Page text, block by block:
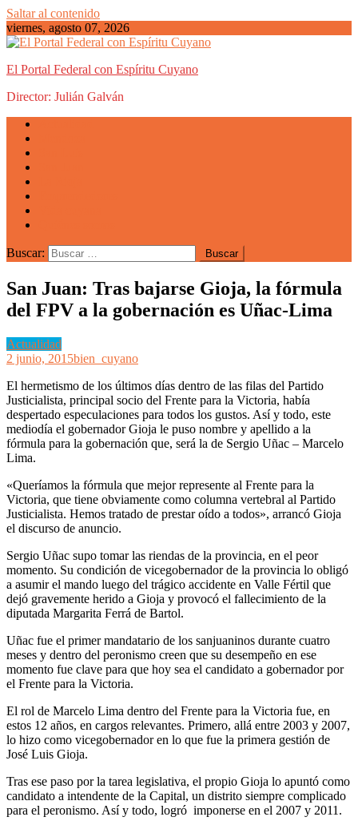
Saltar al contenido
viernes, agosto 07, 2026
El Portal Federal con Espíritu Cuyano
Director: Julián Galván
Buscar:
San Juan: Tras bajarse Gioja, la fórmula
del FPV a la gobernación es Uñac-Lima
Actualidad
2 junio, 2015bien_cuyano
El hermetismo de los últimos días dentro de las filas del Partido
Justicialista, principal socio del Frente para la Victoria, había
despertado especulaciones para todos los gustos. Así y todo, este
mediodía el gobernador Gioja le puso nombre y apellido a la
fórmula para la gobernación que, será la de Sergio Uñac – Marcelo
Lima.
«Queríamos la fórmula que mejor represente al Frente para la
Victoria, que tiene obviamente como columna vertebral al Partido
Justicialista. Hemos tratado de prestar oído a todos», arrancó Gioja
el discurso de anuncio.
Sergio Uñac supo tomar las riendas de la provincia, en el peor
momento. Su condición de vicegobernador de la provincia lo obligó
a asumir el mando luego del trágico accidente en Valle Fértil que
dejó gravemente herido a Gioja y provocó el fallecimiento de la
diputada Margarita Ferrá de Bartol.
Uñac fue el primer mandatario de los sanjuaninos durante cuatro
meses y dentro del peronismo creen que su desempeño en ese
momento fue clave para que hoy sea el candidato a gobernador por
el Frente para la Victoria.
El rol de Marcelo Lima dentro del Frente para la Victoria fue, en
estos 12 años, en cargos relevantes. Primero, allá entre 2003 y 2007,
lo hizo como vicegobernador en lo que fue la primera gestión de
José Luis Gioja.
Tras ese paso por la tarea legislativa, el propio Gioja lo apuntó como
candidato a intendente de la Capital, un distrito siempre complicado
para el peronismo. Así y todo, logró imponerse en el 2007 y 2011.